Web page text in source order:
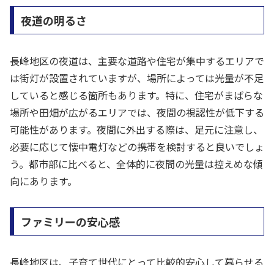
夜道の明るさ
長峰地区の夜道は、主要な道路や住宅が集中するエリアで
は街灯が設置されていますが、場所によっては光量が不足
していると感じる箇所もあります。特に、住宅がまばらな
場所や田畑が広がるエリアでは、夜間の視認性が低下する
可能性があります。夜間に外出する際は、足元に注意し、
必要に応じて懐中電灯などの携帯を検討すると良いでしょ
う。都市部に比べると、全体的に夜間の光量は控えめな傾
向にあります。
ファミリーの安心感
長峰地区は、子育て世代にとって比較的安心して暮らせる